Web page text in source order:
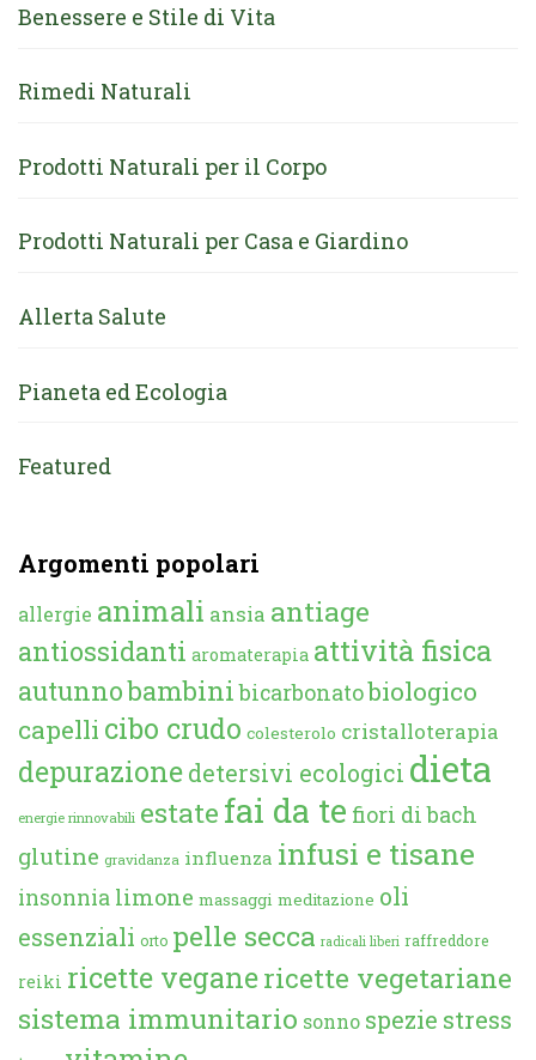
Benessere e Stile di Vita
Rimedi Naturali
Prodotti Naturali per il Corpo
Prodotti Naturali per Casa e Giardino
Allerta Salute
Pianeta ed Ecologia
Featured
Argomenti popolari
allergie animali ansia antiage
antiossidanti aromaterapia attività fisica
autunnobambini bicarbonatobiologico
capelli cibo crudo colesterolo cristalloterapia
depurazione detersivi ecologici dieta
energie rinnovabili estate fai da te fiori di bach
glutine gravidanza influenza infusi e tisane
insonnia limone massaggi meditazione oli
essenziali orto pelle secca radicali liberi raffreddore
reiki ricette veganericette vegetariane
sistema immunitario sonno spezie stress